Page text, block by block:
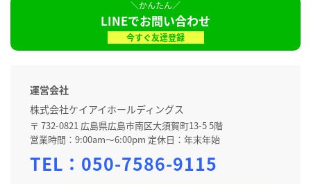
LINEでお問い合わせ
今すぐ友達登録
運営会社
株式会社ケイアイホールディングス
〒 732-0821 広島県広島市南区大須賀町13-5 5階
営業時間：9:00am～6:00pm 定休日：年末年始
TEL： 050-7586-9115